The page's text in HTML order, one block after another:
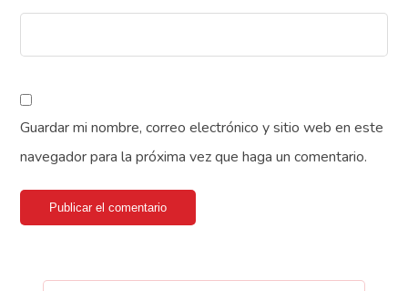
Guardar mi nombre, correo electrónico y sitio web en este
navegador para la próxima vez que haga un comentario.
Publicar el comentario